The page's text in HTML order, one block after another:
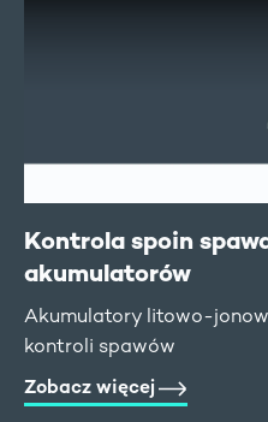
Kontrola spoin
akumulatorów
Akumulatory litowo-
kontroli spawów
Zobacz więcej